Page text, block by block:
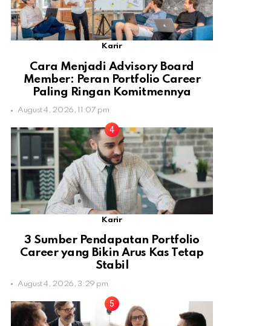
Karir
Cara Menjadi Advisory Board
Member: Peran Portfolio Career
Paling Ringan Komitmennya
August 4, 2026, 11:07 pm
Karir
3 Sumber Pendapatan Portfolio
Career yang Bikin Arus Kas Tetap
Stabil
August 4, 2026, 3:29 pm